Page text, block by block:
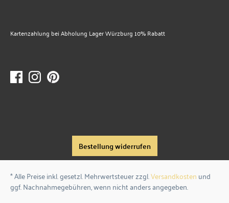
Kartenzahlung bei Abholung Lager Würzburg 10% Rabatt
Bestellung widerrufen
* Alle Preise inkl. gesetzl. Mehrwertsteuer zzgl.Versandkosten und
ggf. Nachnahmegebühren, wenn nicht anders angegeben.